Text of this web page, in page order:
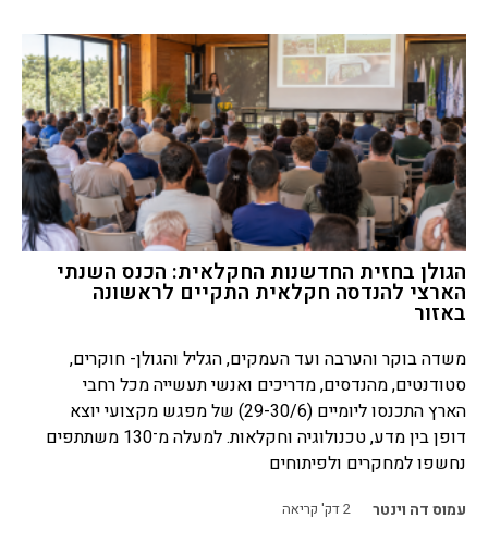
הגולן בחזית החדשנות החקלאית: הכנס השנתי
הארצי להנדסה חקלאית התקיים לראשונה
באזור
משדה בוקר והערבה ועד העמקים, הגליל והגולן- חוקרים,
סטודנטים, מהנדסים, מדריכים ואנשי תעשייה מכל רחבי
הארץ התכנסו ליומיים (29-30/6) של מפגש מקצועי יוצא
דופן בין מדע, טכנולוגיה וחקלאות. למעלה מ־130 משתתפים
נחשפו למחקרים ולפיתוחים
עמוס דה וינטר 2דק' קריאה